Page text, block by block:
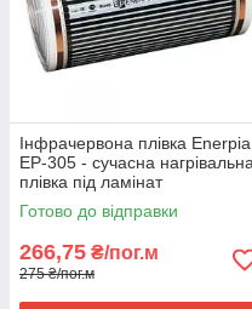
Інфрачервона плівка Enerpia
EP-305 - сучасна нагрівальна
плівка під ламінат
Готово до відправки
266,75 ₴/пог.м
275 ₴/пог.м